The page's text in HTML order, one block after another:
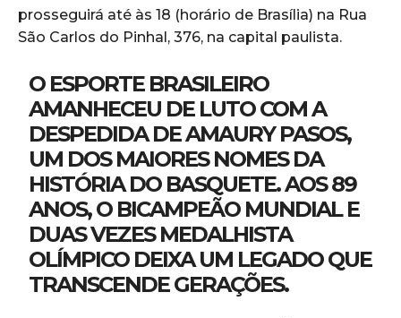
prosseguirá até às 18 (horário de Brasília) na Rua
São Carlos do Pinhal, 376, na capital paulista.
O ESPORTE BRASILEIRO
AMANHECEU DE LUTO COM A
DESPEDIDA DE AMAURY PASOS,
UM DOS MAIORES NOMES DA
HISTÓRIA DO BASQUETE. AOS 89
ANOS, O BICAMPEÃO MUNDIAL E
DUAS VEZES MEDALHISTA
OLÍMPICO DEIXA UM LEGADO QUE
TRANSCENDE GERAÇÕES.